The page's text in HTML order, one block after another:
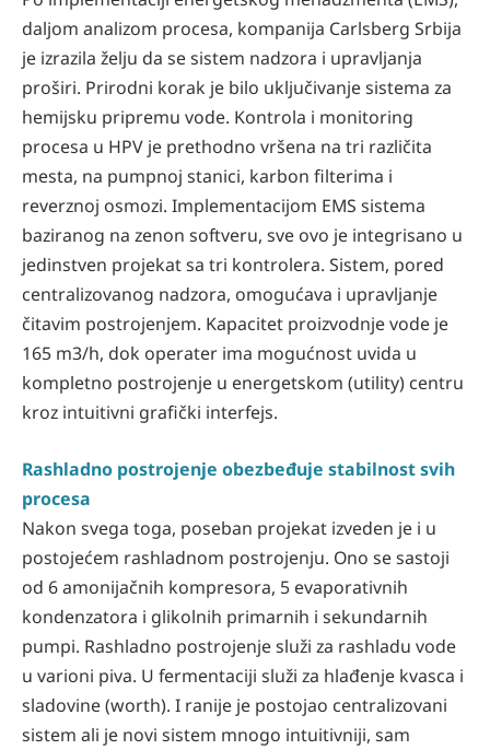
daljom analizom procesa, kompanija Carlsberg Srbija
je izrazila želju da se sistem nadzora i upravljanja
proširi. Prirodni korak je bilo uključivanje sistema za
hemijsku pripremu vode. Kontrola i monitoring
procesa u HPV je prethodno vršena na tri različita
mesta, na pumpnoj stanici, karbon filterima i
reverznoj osmozi. Implementacijom EMS sistema
baziranog na zenon softveru, sve ovo je integrisano u
jedinstven projekat sa tri kontrolera. Sistem, pored
centralizovanog nadzora, omogućava i upravljanje
čitavim postrojenjem. Kapacitet proizvodnje vode je
165 m3/h, dok operater ima mogućnost uvida u
kompletno postrojenje u energetskom (utility) centru
kroz intuitivni grafički interfejs.
Rashladno postrojenje obezbeđuje stabilnost svih
procesa
Nakon svega toga, poseban projekat izveden je i u
postojećem rashladnom postrojenju. Ono se sastoji
od 6 amonijačnih kompresora, 5 evaporativnih
kondenzatora i glikolnih primarnih i sekundarnih
pumpi. Rashladno postrojenje služi za rashladu vode
u varioni piva. U fermentaciji služi za hlađenje kvasca i
sladovine (worth). I ranije je postojao centralizovani
sistem ali je novi sistem mnogo intuitivniji, sam